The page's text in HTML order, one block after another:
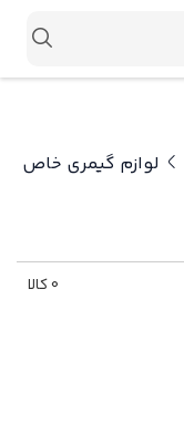
لوازم گیمری خاص
0 کالا